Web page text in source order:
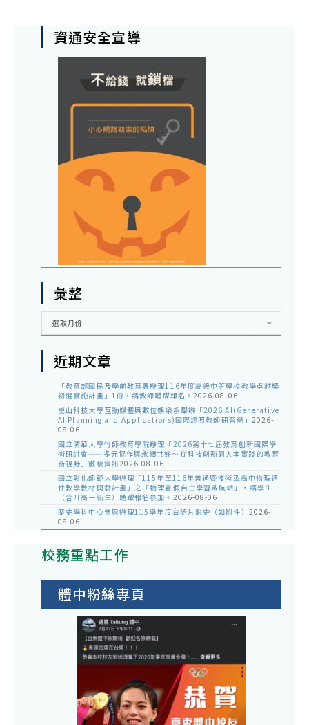
資通安全宣導
彙整
彙
選取月份
近期文章
「教育部國民及學前教育署辦理116年度高級中等學校教學卓越獎
初選實施計畫」1份，請教師踴躍報名。 2026-08-06
崑山科技大學互動媒體與數位娛樂系舉辦「2026 AI(Generative
AI Planning and Applications)國際證照教師研習營」 2026-
08-06
國立清華大學竹師教育學院辦理「2026第十七屆教育創新國際學
術研討會——多元協作與永續共好～從科技創新到人本實踐的教育
新視野」徵稿資訊2026-08-06
國立彰化師範大學辦理「115年至116年普通暨技術型高中物理適
性教學教材開發計畫」之「物理暑假自主學習啟航站」，請學生
（含升高一新生）踴躍報名參加。 2026-08-06
歷史學科中心參與辦理115學年度台語片影史（如附件） 2026-
08-06
校務重點工作
體中粉絲專頁